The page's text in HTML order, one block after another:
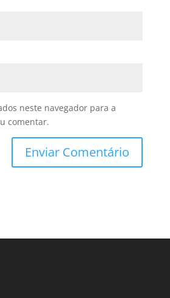
neste navegador para a
comentar.